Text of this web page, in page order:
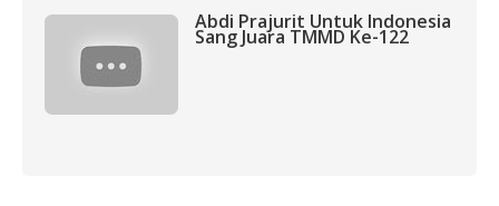
Abdi Prajurit Untuk Indonesia
Sang Juara TMMD Ke-122